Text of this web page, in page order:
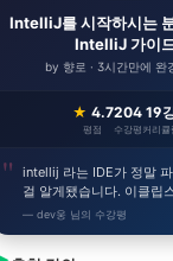
IntelliJ를 시작하시는
IntelliJ 가이
by 향로 · 3시간만에 완
★ 4.7
평점
204
수강평
19
커리큘
intellij 라는 IDE가 정말
걸 알게됐습니다. 이클립
거 쓰니까 얼른 개발하고
— dev웅 님의 수강평